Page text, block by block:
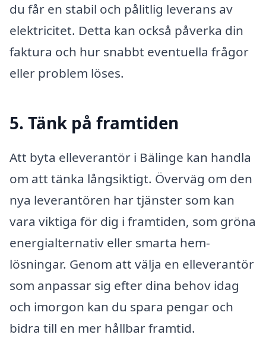
du får en stabil och pålitlig leverans av
elektricitet. Detta kan också påverka din
faktura och hur snabbt eventuella frågor
eller problem löses.
5. Tänk på framtiden
Att byta elleverantör i Bälinge kan handla
om att tänka långsiktigt. Överväg om den
nya leverantören har tjänster som kan
vara viktiga för dig i framtiden, som gröna
energialternativ eller smarta hem-
lösningar. Genom att välja en elleverantör
som anpassar sig efter dina behov idag
och imorgon kan du spara pengar och
bidra till en mer hållbar framtid.